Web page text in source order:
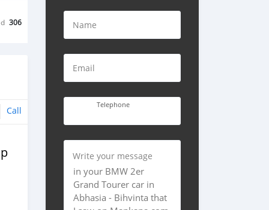
306
Call
Name
Email
Telephone
Write your message